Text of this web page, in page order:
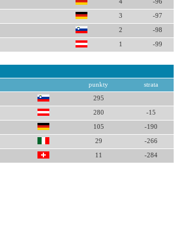
4 -96
3 -97
2 -98
1 -99
punkty strata
295
280 -15
105 -190
29 -266
11 -284